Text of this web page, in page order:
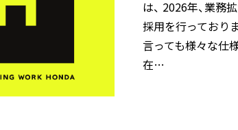
は、 2026年、業務
採用を行っており
言っても様々な仕
在…